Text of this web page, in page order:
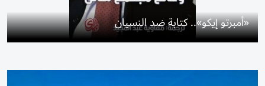
«أمبرتو إيكو».. كتابة ضد النسيان